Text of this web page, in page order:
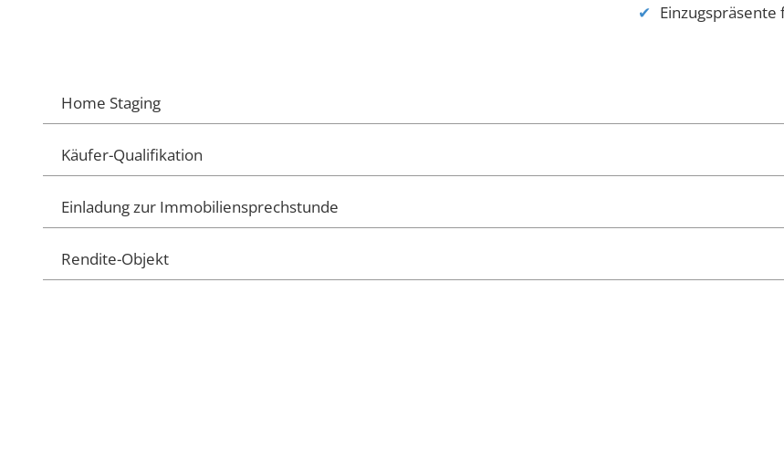
Home Staging
Käufer-Qualifikation
Einladung zur Immobiliensprechstunde
Rendite-Objekt